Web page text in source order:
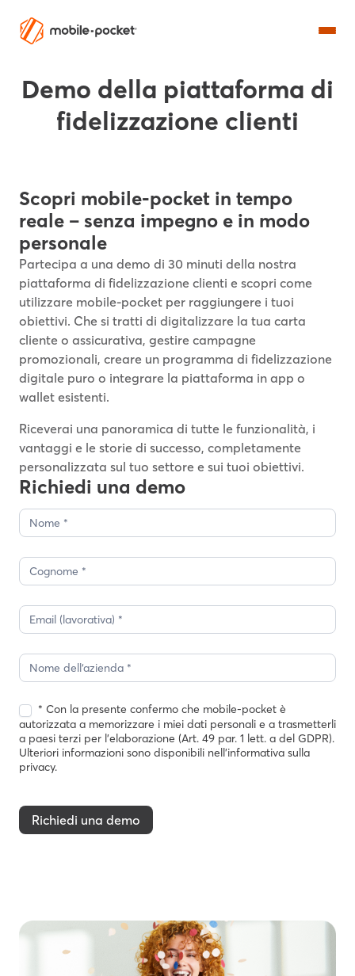
Demo della piattaforma di
fidelizzazione clienti
Scopri mobile-pocket in tempo
reale – senza impegno e in modo
personale
Partecipa a una demo di 30 minuti della nostra
piattaforma di fidelizzazione clienti e scopri come
utilizzare mobile-pocket per raggiungere i tuoi
obiettivi. Che si tratti di digitalizzare la tua carta
cliente o assicurativa, gestire campagne
promozionali, creare un programma di fidelizzazione
digitale puro o integrare la piattaforma in app o
wallet esistenti.
Riceverai una panoramica di tutte le funzionalità, i
vantaggi e le storie di successo, completamente
personalizzata sul tuo settore e sui tuoi obiettivi.
Richiedi una demo
Richiesta
demo
1
* Con la presente confermo che mobile-pocket è
autorizzata a memorizzare i miei dati personali e a trasmetterli
a paesi terzi per l'elaborazione (Art. 49 par. 1 lett. a del GDPR).
Ulteriori informazioni sono disponibili nell'informativa sulla
privacy.
Richiedi una demo